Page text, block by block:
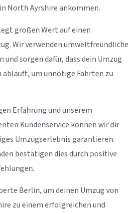
North Ayrshire ankommen.
großen Wert auf einen
Wir verwenden umweltfreundliche
sorgen dafür, dass dein Umzug
um unnötige Fahrten zu
Erfahrung und unserem
Kundenservice können wir dir
Umzugserlebnis garantieren.
bestätigen dies durch positive
Berlin, um deinen Umzug von
zu einem erfolgreichen und